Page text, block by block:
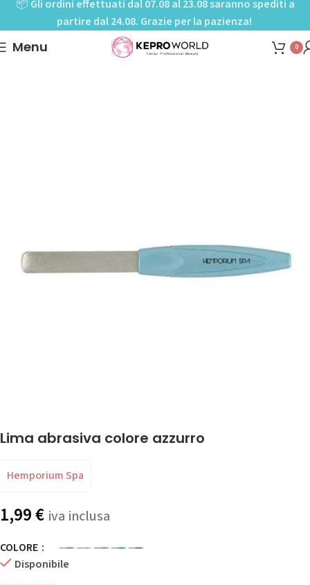
📦 Gli ordini effettuati dal 07.08 al 23.08 saranno spediti a
partire dal 24.08. Grazie per la pazienza!
Menu 0
Mani-Pedi cure
Lima abrasiva colore azzurro
Hemporium Spa
1,99€ iva inclusa
COLORE
Disponibile